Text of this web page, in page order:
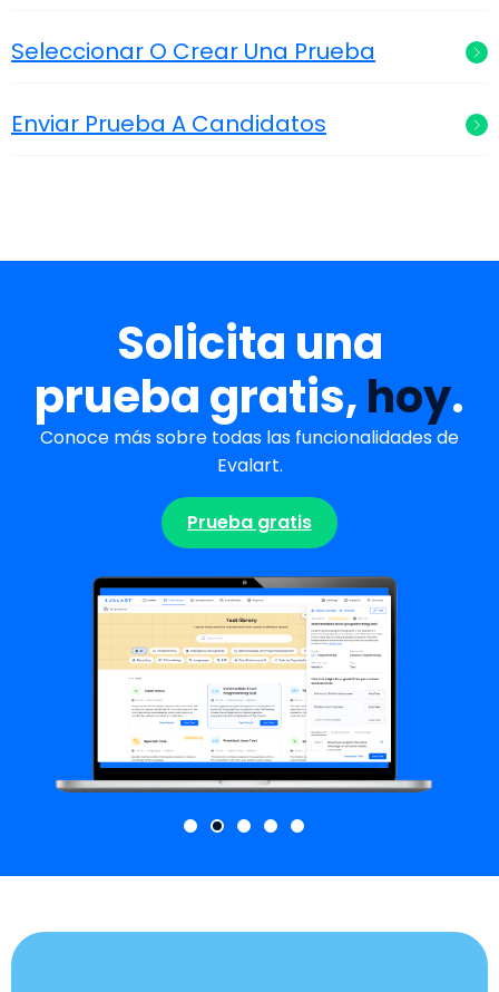
Seleccionar O Crear Una Prueba
Enviar Prueba A Candidatos
Solicita una
prueba gratis,hoy.
Conoce más sobre todas las funcionalidades de
Evalart.
Prueba gratis